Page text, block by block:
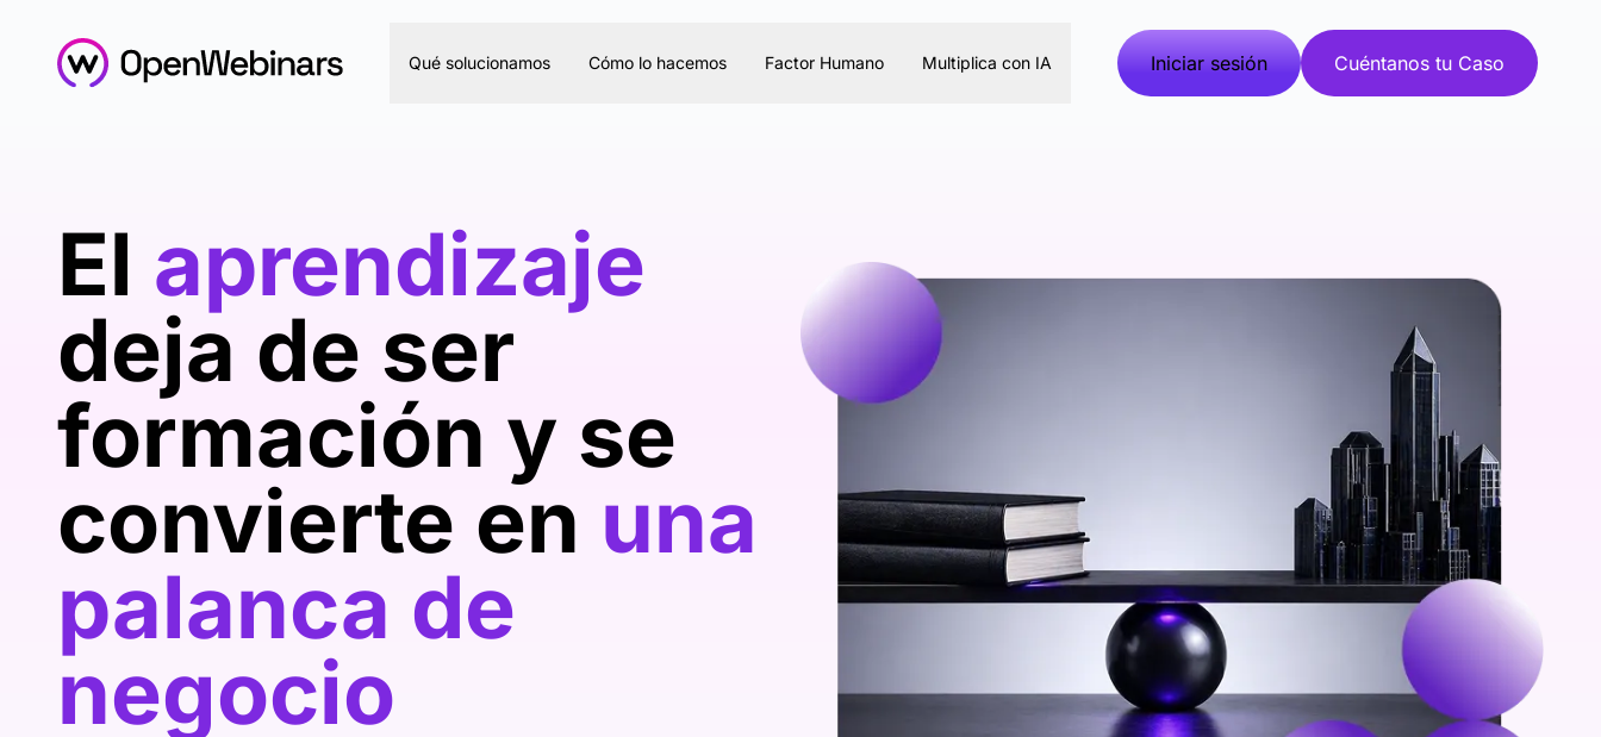
Qué solucionamos Cómo lo hacemos Factor Humano Multiplica con IA Iniciar sesión Cuéntanos tu Caso
El aprendizaje
deja de ser
formación y se
convierte en una
palanca de
negocio